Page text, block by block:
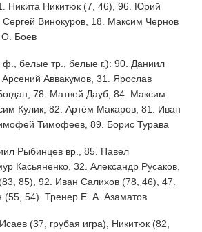
Никита Никитюк (7, 46), 96. Юрий
Винокуров, 18. Максим Чернов
О. Боев
белые тр., белые г.): 90. Даниил
Аввакумов, 31. Ярослав
78. Матвей Дауб, 84. Максим
Кулик, 82. Артём Макаров, 81. Иван
Тимофеев, 89. Борис Турава
Рыбинцев вр., 85. Павел
Касьяненко, 32. Александр Русаков,
85), 92. Иван Салихов (78, 46), 47.
(55, 54). Тренер Е. А. Азаматов
Исаев (37, грубая игра), Никитюк (82,